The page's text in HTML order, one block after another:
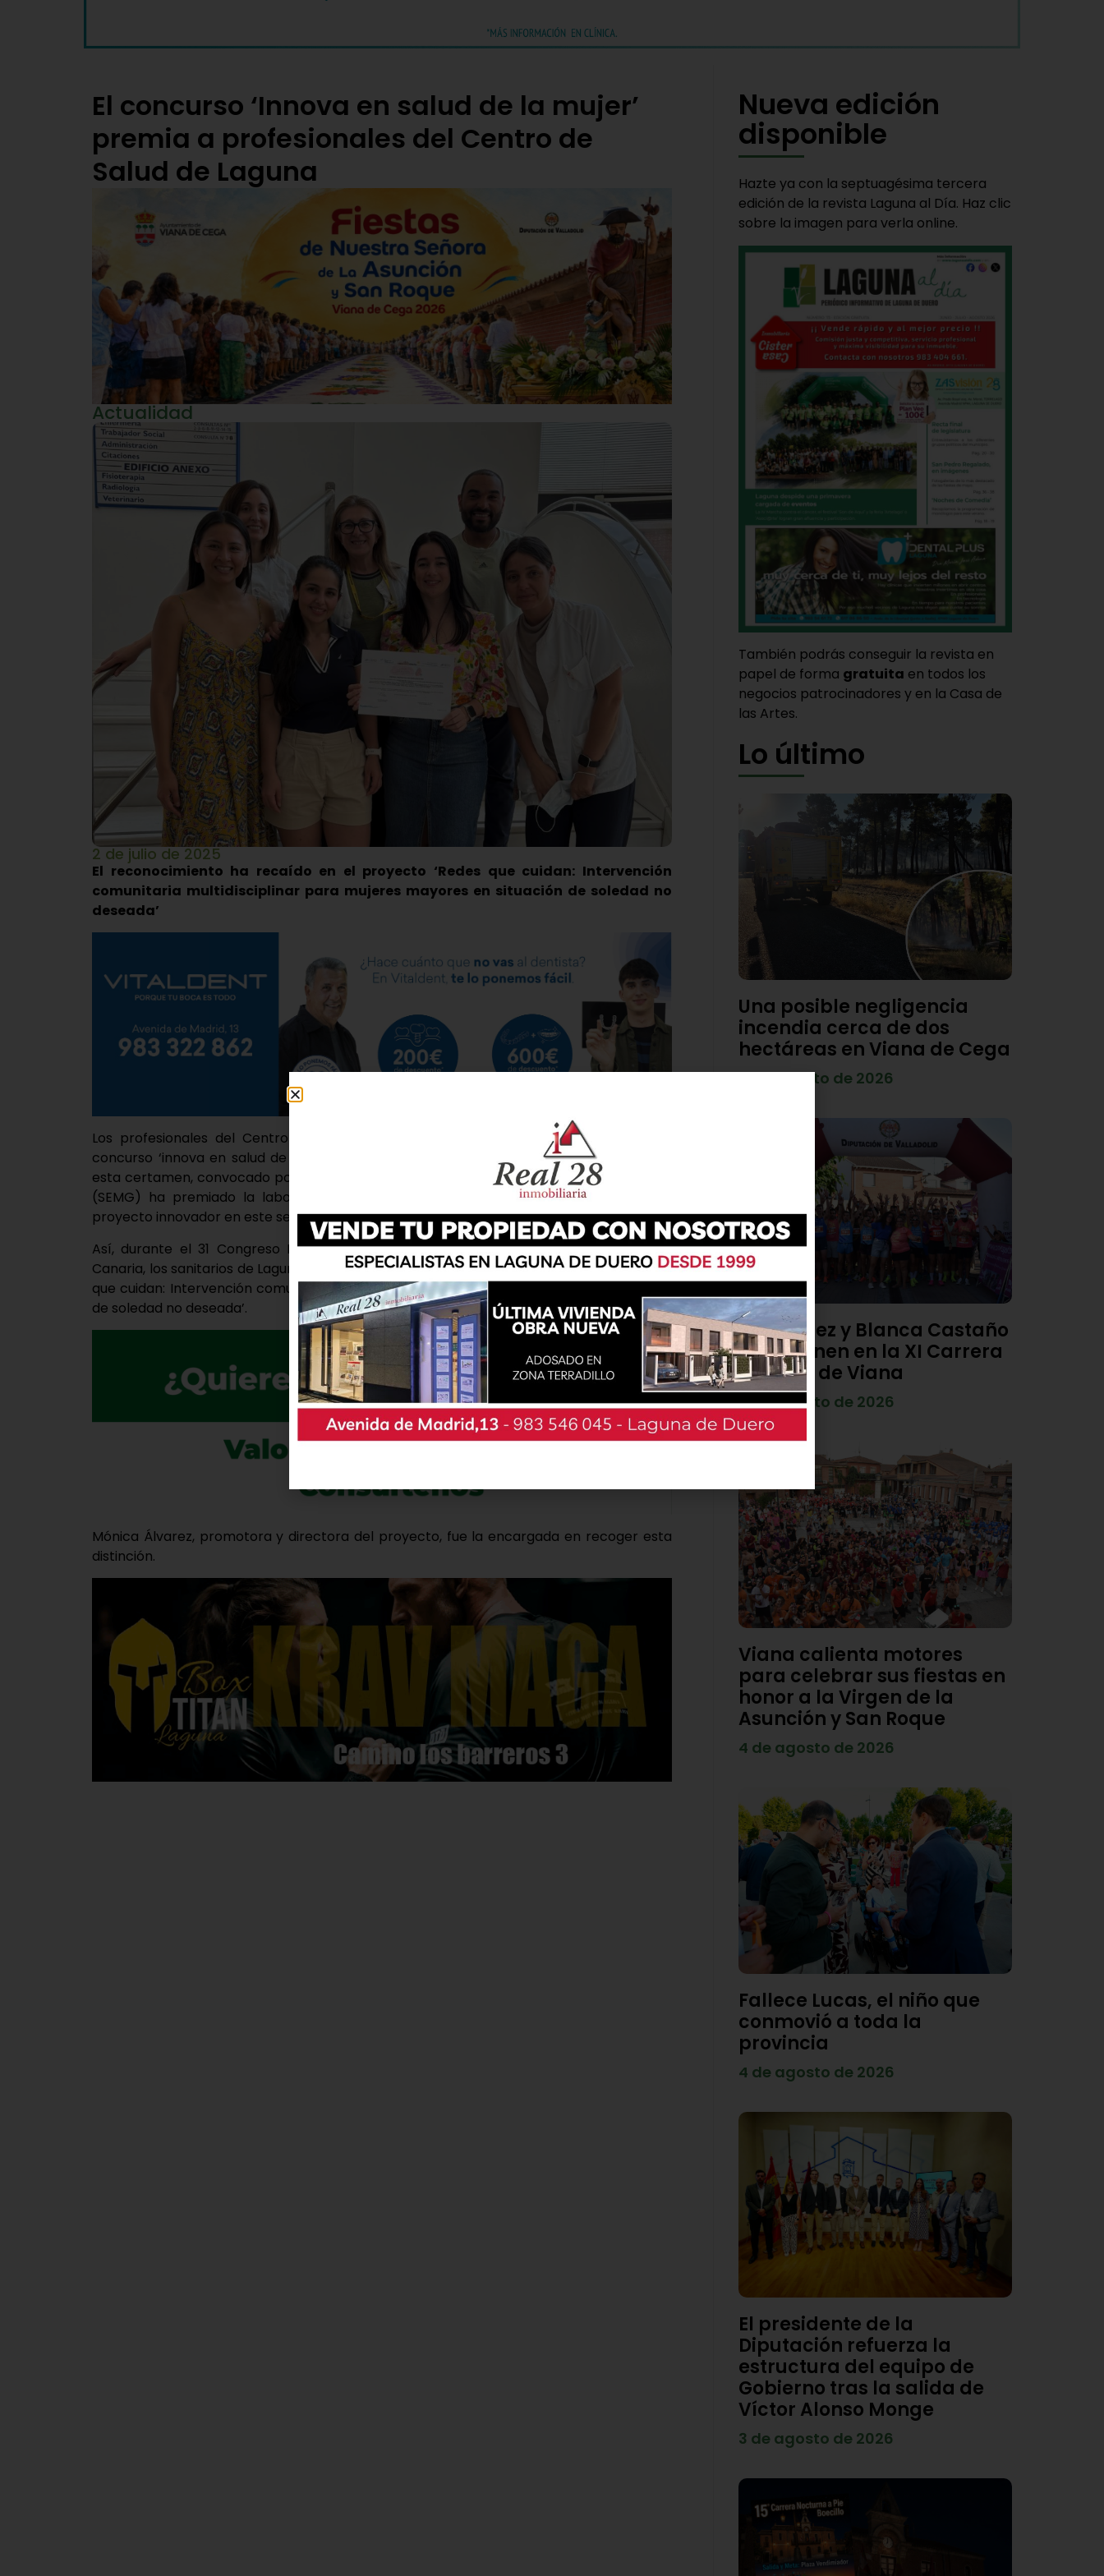
El concurso ‘Innova en salud de la mujer’
premia a profesionales del Centro de
Salud de Laguna
Actualidad
2 de julio de 2025
El reconocimiento ha recaído en el proyecto ‘Redes que cuidan: Intervención
comunitaria multidisciplinar para mujeres mayores en situación de soledad no
deseada’
Los profesionales del Centro de Salud de Laguna han sido galardonados durante el
concurso ‘innova en salud de la mujer en modelos asistenciales’. La tercera edición de
esta certamen, convocado por la Sociedad Española de Médicos Generales y de Familia
(SEMG) ha premiado la labor de un grupo de profesionales de este centro por su
proyecto innovador en este sector.
Así, durante el 31 Congreso Nacional de la SEMG celebrado en Las Palmas de Gran
Canaria, los sanitarios de Laguna se han llevado el reconocimiento por la iniciativa ‘Redes
que cuidan: Intervención comunitaria multidisciplinar para mujeres mayores en situación
de soledad no deseada’.
Mónica Álvarez, promotora y directora del proyecto, fue la encargada en recoger esta
distinción.
Nueva edición
disponible
Hazte ya con la septuagésima tercera
edición de la revista Laguna al Día. Haz clic
sobre la imagen para verla online.
También podrás conseguir la revista en
papel de forma gratuita en todos los
negocios patrocinadores y en la Casa de
las Artes.
Lo último
Una posible negligencia
incendia cerca de dos
hectáreas en Viana de Cega
7 de agosto de 2026
Diego Díez y Blanca Castaño
se imponen en la XI Carrera
Popular de Viana
4 de agosto de 2026
Viana calienta motores
para celebrar sus fiestas en
honor a la Virgen de la
Asunción y San Roque
4 de agosto de 2026
Fallece Lucas, el niño que
conmovió a toda la
provincia
4 de agosto de 2026
El presidente de la
Diputación refuerza la
estructura del equipo de
Gobierno tras la salida de
Víctor Alonso Monge
3 de agosto de 2026